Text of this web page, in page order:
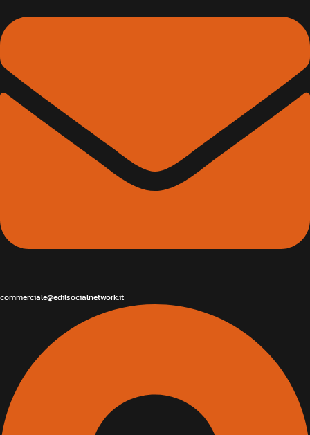
commerciale@edilsocialnetwork.it